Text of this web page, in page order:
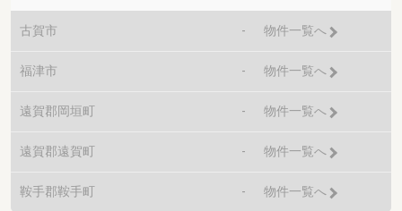
古賀市 - 物件一覧へ
福津市 - 物件一覧へ
遠賀郡岡垣町 - 物件一覧へ
遠賀郡遠賀町 - 物件一覧へ
鞍手郡鞍手町 - 物件一覧へ